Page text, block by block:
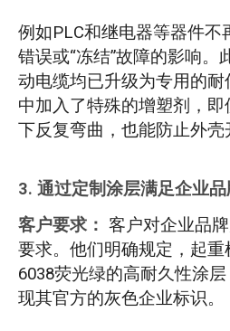
例如PLC和继电器等器件
错误或“冻结”故障的影响。
动电缆均已升级为专用的
中加入了特殊的增塑剂，
下反复弯曲，也能防止外壳
3. 通过定制涂层满足企业
客户要求： 客户对企业品
要求。他们明确规定，起
6038荧光绿的高耐久性涂
现其官方的灰色企业标识。